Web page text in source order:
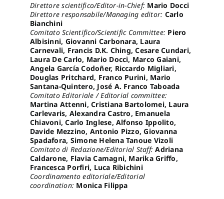
Direttore scientifico/Editor-in-Chief: Mario Docci
Direttore responsabile/Managing editor: Carlo
Bianchini
Comitato Scientifico/Scientific Committee: Piero
Albisinni, Giovanni Carbonara, Laura
Carnevali, Francis D.K. Ching, Cesare Cundari,
Laura De Carlo, Mario Docci, Marco Gaiani,
Angela García Codoñer, Riccardo Migliari,
Douglas Pritchard, Franco Purini, Mario
Santana-Quintero, José A. Franco Taboada
Comitato Editoriale / Editorial committee:
Martina Attenni, Cristiana Bartolomei, Laura
Carlevaris, Alexandra Castro, Emanuela
Chiavoni, Carlo Inglese, Alfonso Ippolito,
Davide Mezzino, Antonio Pizzo, Giovanna
Spadafora, Simone Helena Tanoue Vizoli
Comitato di Redazione/Editorial Staff:Adriana
Caldarone, Flavia Camagni, Marika Griffo,
Francesca Porfiri, Luca Ribichini
Coordinamento editoriale/Editorial
coordination: Monica Filippa